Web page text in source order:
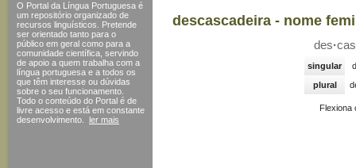
O Portal da Língua Portuguesa é
um repositório organizado de
recursos linguísticos. Pretende
ser orientado tanto para o
público em geral como para a
comunidade científica, servindo
de apoio a quem trabalha com a
língua portuguesa e a todos os
que têm interesse ou dúvidas
sobre o seu funcionamento.
Todo o conteúdo do Portal é de
livre acesso e está em constante
desenvolvimento.
ler mais
descascadeira - nome
des·cas
singular
plural
Flexiona